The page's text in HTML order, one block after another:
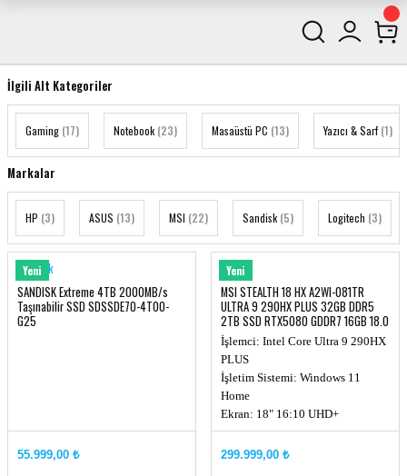
İlgili Alt Kategoriler
Gaming (17) Notebook (23) Masaüstü PC (13) Yazıcı & Sarf (1)
Markalar
HP (3) ASUS (13) MSI (22) Sandisk (5) Logitech (3)
Yeni
Sandisk
SANDISK Extreme 4TB 2000MB/s
Taşınabilir SSD SDSSDE70-4T00-
G25
55.999,00 ₺
Yeni
MSI
MSI STEALTH 18 HX A2WI-081TR
ULTRA 9 290HX PLUS 32GB DDR5
2TB SSD RTX5080 GDDR7 16GB 18.0
UHD+
İşlemci: Intel Core Ultra 9 290HX
PLUS
İşletim Sistemi: Windows 11
Home
Ekran: 18" 16:10 UHD+
(3840x2400), MiniLED, 120Hz
Ekran Kartı: RTX 5080, GDDR7
299.999,00 ₺